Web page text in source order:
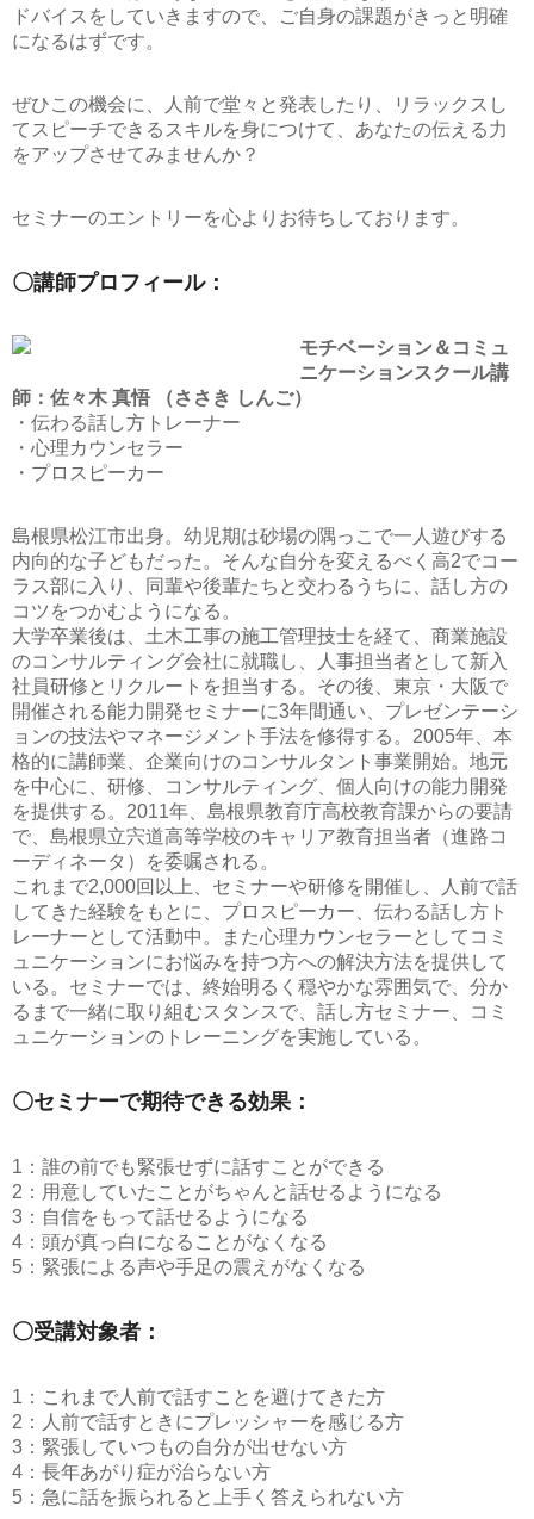
ドバイスをしていきますので、ご自身の課題がきっと明確
になるはずです。
ぜひこの機会に、人前で堂々と発表したり、リラックスし
てスピーチできるスキルを身につけて、あなたの伝える力
をアップさせてみませんか？
セミナーのエントリーを心よりお待ちしております。
〇講師プロフィール：
モチベーション＆コミュ
ニケーションスクール講
師：佐々木 真悟 （ささき しんご）
・伝わる話し方トレーナー
・心理カウンセラー
・プロスピーカー
島根県松江市出身。幼児期は砂場の隅っこで一人遊びする
内向的な子どもだった。そんな自分を変えるべく高2でコー
ラス部に入り、同輩や後輩たちと交わるうちに、話し方の
コツをつかむようになる。
大学卒業後は、土木工事の施工管理技士を経て、商業施設
のコンサルティング会社に就職し、人事担当者として新入
社員研修とリクルートを担当する。その後、東京・大阪で
開催される能力開発セミナーに3年間通い、プレゼンテーシ
ョンの技法やマネージメント手法を修得する。2005年、本
格的に講師業、企業向けのコンサルタント事業開始。地元
を中心に、研修、コンサルティング、個人向けの能力開発
を提供する。2011年、島根県教育庁高校教育課からの要請
で、島根県立宍道高等学校のキャリア教育担当者（進路コ
ーディネータ）を委嘱される。
これまで2,000回以上、セミナーや研修を開催し、人前で話
してきた経験をもとに、プロスピーカー、伝わる話し方ト
レーナーとして活動中。また心理カウンセラーとしてコミ
ュニケーションにお悩みを持つ方への解決方法を提供して
いる。セミナーでは、終始明るく穏やかな雰囲気で、分か
るまで一緒に取り組むスタンスで、話し方セミナー、コミ
ュニケーションのトレーニングを実施している。
〇セミナーで期待できる効果：
1：誰の前でも緊張せずに話すことができる
2：用意していたことがちゃんと話せるようになる
3：自信をもって話せるようになる
4：頭が真っ白になることがなくなる
5：緊張による声や手足の震えがなくなる
〇受講対象者：
1：これまで人前で話すことを避けてきた方
2：人前で話すときにプレッシャーを感じる方
3：緊張していつもの自分が出せない方
4：長年あがり症が治らない方
5：急に話を振られると上手く答えられない方